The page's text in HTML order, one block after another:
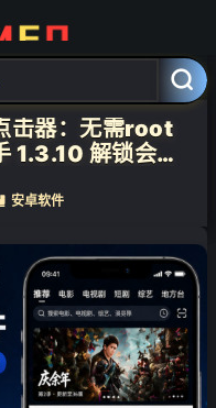

共 1 篇文章
击器：无需root
1.3.10 解锁会员
安卓软件